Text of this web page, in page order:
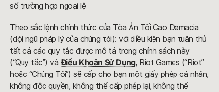
số trường hợp ngoại lệ
Theo sắc lệnh chính thức của Tòa Án Tối Cao Demacia
(đội ngũ pháp lý của chúng tôi): với điều kiện bạn tuân thủ
tất cả các quy tắc được mô tả trong chính sách này
(“Quy tắc”) và Điều Khoản Sử Dụng, Riot Games (“Riot”
hoặc “Chúng Tôi”) sẽ cấp cho bạn một giấy phép cá nhân,
không độc quyền, không thể cấp phép lại, không thể